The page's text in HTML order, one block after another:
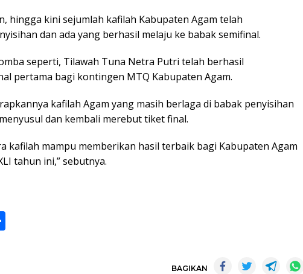
hingga kini sejumlah kafilah Kabupaten Agam telah
dan ada yang berhasil melaju ke babak semifinal.
seperti, Tilawah Tuna Netra Putri telah berhasil
pertama bagi kontingen MTQ Kabupaten Agam.
kafilah Agam yang masih berlaga di babak penyisihan
dan kembali merebut tiket final.
kafilah mampu memberikan hasil terbaik bagi Kabupaten Agam
tahun ini,” sebutnya.
BAGIKAN